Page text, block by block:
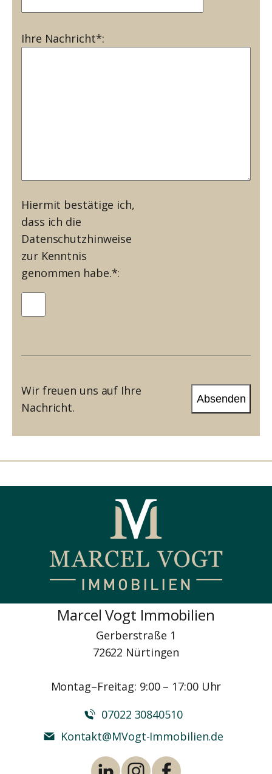
Ihre Nachricht*:
Hiermit bestätige ich,
dass ich die
Datenschutzhinweise
zur Kenntnis
genommen habe.*:
Wir freuen uns auf Ihre
Nachricht.
Marcel Vogt Immobilien
Gerberstraße 1
72622 Nürtingen
Montag–Freitag: 9:00 – 17:00 Uhr
07022 30840510
Kontakt@MVogt-Immobilien.de